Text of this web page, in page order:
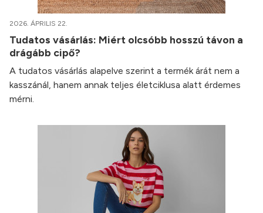
2026. ÁPRILIS 22.
Tudatos vásárlás: Miért olcsóbb hosszú távon a
drágább cipő?
A tudatos vásárlás alapelve szerint a termék árát nem a
kasszánál, hanem annak teljes életciklusa alatt érdemes
mérni.